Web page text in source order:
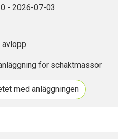
- 2026-07-03
avlopp
för schaktmassor
med anläggningen